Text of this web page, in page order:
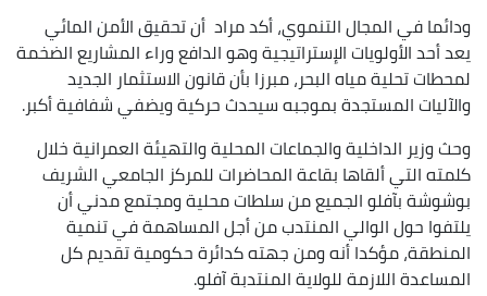
ودائما في المجال التنموي، أكد مراد أن تحقيق الأمن المائي
يعد أحد الأولويات الإستراتيجية وهو الدافع وراء المشاريع الضخمة
لمحطات تحلية مياه البحر، مبرزا بأن قانون الاستثمار الجديد
والآليات المستجدة بموجبه سيحدث حركية ويضفي شفافية أكبر.
وحث وزير الداخلية والجماعات المحلية والتهيئة العمرانية خلال
كلمته التي ألقاها بقاعة المحاضرات للمركز الجامعي الشريف
بوشوشة بآفلو الجميع من سلطات محلية ومجتمع مدني أن
يلتفوا حول الوالي المنتدب من أجل المساهمة في تنمية
المنطقة، مؤكدا أنه ومن جهته كدائرة حكومية تقديم كل
المساعدة اللازمة للولاية المنتدبة آفلو.